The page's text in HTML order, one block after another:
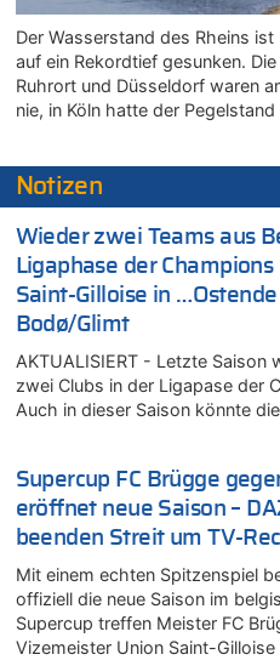
Der Wasserstand des Rheins
auf ein Rekordtief gesunken.
Ruhrort und Düsseldorf waren
nie, in Köln hatte der
Notizen
Wieder zwei Teams aus
Ligaphase der
Saint-Gilloise in
Bodø/Glimt
AKTUALISIERT - Letzte Saison
zwei Clubs in der Ligapase der
Auch in dieser Saison könnte
Supercup FC Brügge
eröffnet neue Saison –
beenden Streit um TV-
Mit einem echten Spitzenspiel
offiziell die neue Saison im
Supercup treffen Meister FC
Vizemeister Union Saint-